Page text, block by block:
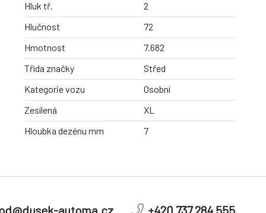
Hluk tř.
2
Hlučnost
72
Hmotnost
7.682
Třída značky
Střed
Kategorie vozu
Osobní
Zesílená
XL
Hloubka dezénu mm
7